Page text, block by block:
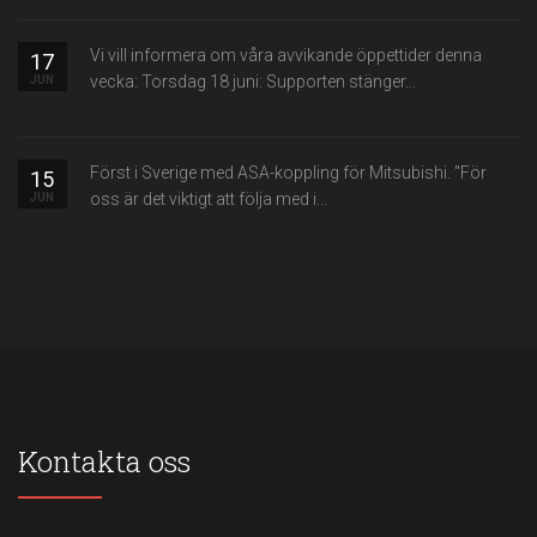
17
JUN
Vi vill informera om våra avvikande öppettider denna
vecka: Torsdag 18 juni: Supporten stänger...
15
JUN
Först i Sverige med ASA-koppling för Mitsubishi. "För
oss är det viktigt att följa med i...
Kontakta oss